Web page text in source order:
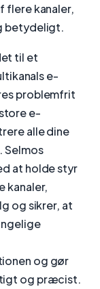
kanaler,
betydeligt.
til et
e-
problemfrit
e-
alle dine
Selmos
at holde styr
kanaler,
og sikrer, at
og gør
og præcist.